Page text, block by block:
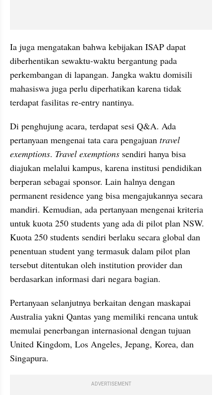
Ia juga mengatakan bahwa kebijakan ISAP dapat
diberhentikan sewaktu-waktu bergantung pada
perkembangan di lapangan. Jangka waktu domisili
mahasiswa juga perlu diperhatikan karena tidak
terdapat fasilitas re-entry nantinya.
Di penghujung acara, terdapat sesi Q&A. Ada
pertanyaan mengenai tata cara pengajuan travel
exemptions. Travel exemptions sendiri hanya bisa
diajukan melalui kampus, karena institusi pendidikan
berperan sebagai sponsor. Lain halnya dengan
permanent residence yang bisa mengajukannya secara
mandiri. Kemudian, ada pertanyaan mengenai kriteria
untuk kuota 250 students yang ada di pilot plan NSW.
Kuota 250 students sendiri berlaku secara global dan
penentuan student yang termasuk dalam pilot plan
tersebut ditentukan oleh institution provider dan
berdasarkan informasi dari negara bagian.
Pertanyaan selanjutnya berkaitan dengan maskapai
Australia yakni Qantas yang memiliki rencana untuk
memulai penerbangan internasional dengan tujuan
United Kingdom, Los Angeles, Jepang, Korea, dan
Singapura.
ADVERTISEMENT